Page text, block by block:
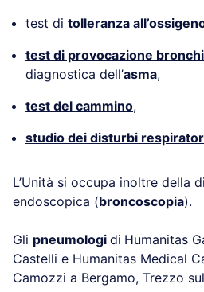
test di tolleranza
test di provocazione
diagnostica dell’asma,
test del cammino,
studio dei disturbi
L’Unità si occupa inoltre della
endoscopica (broncoscopia).
Gli pneumologi di Humanitas
Castelli e Humanitas Medical
Camozzi a Bergamo, Trezzo